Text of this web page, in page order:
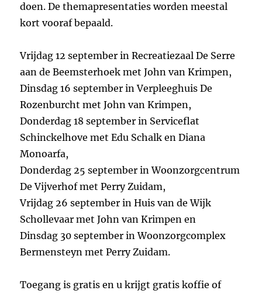
doen. De themapresentaties worden meestal
kort vooraf bepaald.
Vrijdag 12 september in Recreatiezaal De Serre
aan de Beemsterhoek met John van Krimpen,
Dinsdag 16 september in Verpleeghuis De
Rozenburcht met John van Krimpen,
Donderdag 18 september in Serviceflat
Schinckelhove met Edu Schalk en Diana
Monoarfa,
Donderdag 25 september in Woonzorgcentrum
De Vijverhof met Perry Zuidam,
Vrijdag 26 september in Huis van de Wijk
Schollevaar met John van Krimpen en
Dinsdag 30 september in Woonzorgcomplex
Bermensteyn met Perry Zuidam.
Toegang is gratis en u krijgt gratis koffie of